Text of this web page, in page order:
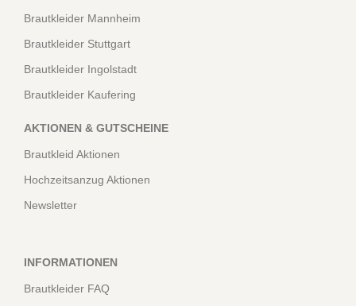
Brautkleider Mannheim
Brautkleider Stuttgart
Brautkleider Ingolstadt
Brautkleider Kaufering
AKTIONEN & GUTSCHEINE
Brautkleid Aktionen
Hochzeitsanzug Aktionen
Newsletter
INFORMATIONEN
Brautkleider FAQ